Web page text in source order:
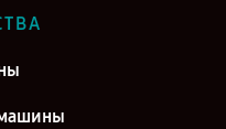
WTE701G в г. Казань
WTE701G в г. Воронеж